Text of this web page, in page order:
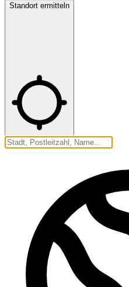
Standort ermitteln